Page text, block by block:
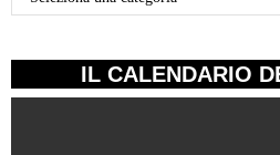
IL CALENDARIO